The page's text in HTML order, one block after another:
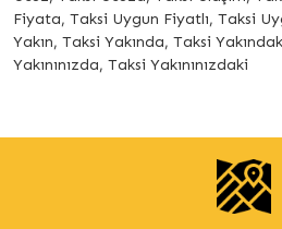
Fiyata, Taksi Uygun Fiyatlı, Taksi
Yakın, Taksi Yakında, Taksi
Yakınınızda, Taksi Yakınınızdaki